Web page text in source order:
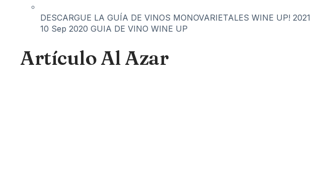
DESCARGUE LA GUÍA DE VINOS MONOVARIETALES WINE UP! 2021
10 Sep 2020 GUIA DE VINO WINE UP
Artículo Al Azar